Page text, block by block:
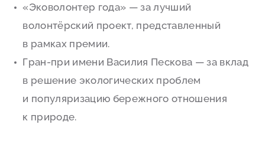
«Эковолонтер года» — за лучший
волонтёрский проект, представленный
в рамках премии.
Гран-при имени Василия Пескова — за вклад
в решение экологических проблем
и популяризацию бережного отношения
к природе.